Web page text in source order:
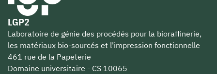
LGP2
Laboratoire de génie des procédés pour la bioraffinerie,
les matériaux bio-sourcés et l'impression fonctionnelle
461 rue de la Papeterie
Domaine universitaire - CS 10065